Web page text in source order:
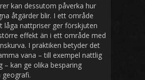
kan dessutom påverka hur
åtgärder blir. I ett område
låga nattpriser ger förskjuten
effekt än i ett område med
I praktiken betyder det
vana – till exempel nattlig
– kan ge olika besparing
geografi.